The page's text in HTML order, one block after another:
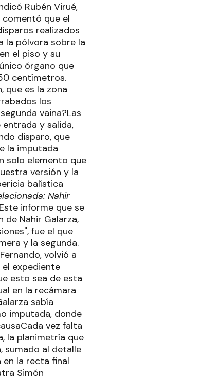
Rubén Virué,
comentó que el
realizados
la pólvora sobre la
el piso y su
órgano que
centímetros.
que es la zona
los
vaina?Las
y salida,
disparo, que
la imputada
solo elemento que
versión y la
balística
Nahir
Este informe que se
Nahir Galarza,
fue el que
y la segunda.
volvió a
expediente
esto sea de esta
en la recámara
sabía
imputada, donde
vez falta
la planimetría que
sumado al detalle
en la recta final
Simón